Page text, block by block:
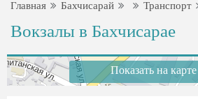
Главная Бахчисарай Транспорт
Вокзалы в Бахчисарае
Показать на карте